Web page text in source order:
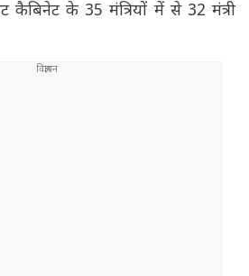
कैबिनेट के 35 मंत्रियों में से 32 मंत्री